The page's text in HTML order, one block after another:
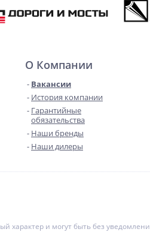
О Компании
Вакансии
История компании
Гарантийные
обязательства
Наши бренды
Наши дилеры
характер и могут быть без